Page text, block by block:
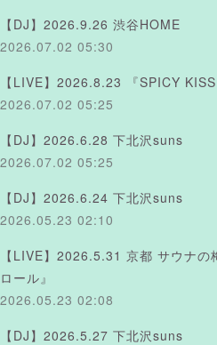
【DJ】2026.9.26 渋谷HOME
2026.07.02 05:30
【LIVE】2026.8.23 『SPICY
2026.07.02 05:25
【DJ】2026.6.28 下北沢suns
2026.07.02 05:25
【DJ】2026.6.24 下北沢suns
2026.05.23 02:10
【LIVE】2026.5.31 京都 サウナの
ロール』
2026.05.23 02:08
【DJ】2026.5.27 下北沢suns